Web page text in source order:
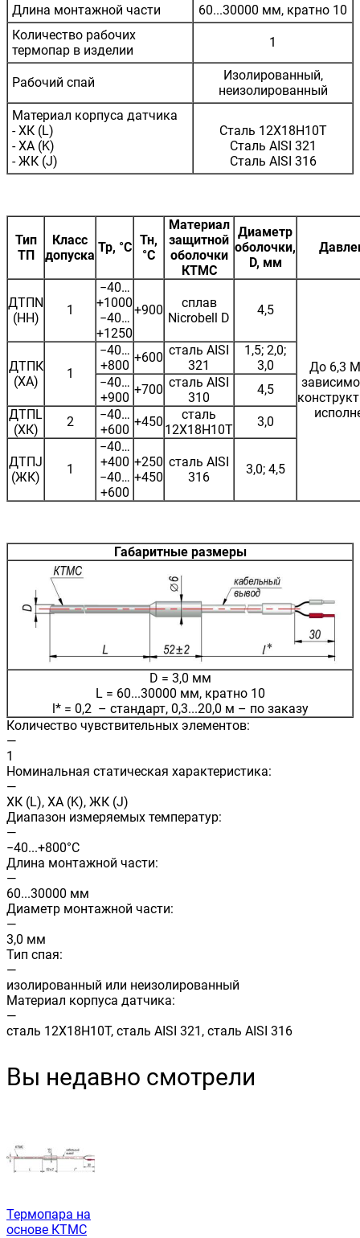
Длина монтажной части
60...30000 мм, кратно 10
Количество рабочих
термопар в изделии
1
Рабочий спай
Изолированный,
неизолированный
Материал корпуса датчика
- ХК (L)
- ХА (K)
- ЖК (J)
Сталь 12Х18Н10Т
Сталь AISI 321
Сталь AISI 316
Тип
ТП
Класс
допуска
Тр, °С Тн,
°С
Материал
защитной
оболочки
КТМС
Диаметр
оболочки,
D, мм
ДТПN
(НН)
1
−40…
+1000
−40…
+1250
+900
сплав
Nicrobell D
4,5
До 6,3
ДТПК
(ХА)
1
−40…
+800
+600 сталь AISI
321
1,5; 2,0;
3,0
−40…
+900
+700 сталь AISI
310
4,5
ДТПL
(ХК)
2
−40…
+600
+450
сталь
12Х18Н10Т
3,0
ДТПJ
(ЖК)
1
−40…
+400
−40…
+600
+250
+450
сталь AISI
316
3,0; 4,5
Габаритные размеры
D = 3,0 мм
L = 60...30000 мм, кратно 10
l* = 0,2 – стандарт, 0,3...20,0 м – по заказу
Количество чувствительных элементов:
—
1
Номинальная статическая характеристика:
—
ХК (L), ХА (K), ЖК (J)
Диапазон измеряемых температур:
—
−40...+800°С
Длина монтажной части:
—
60...30000 мм
Диаметр монтажной части:
—
3,0 мм
Тип спая:
—
изолированный или неизолированный
Материал корпуса датчика:
—
сталь 12Х18Н10Т, сталь AISI 321, сталь AISI 316
Вы недавно смотрели
Термопара на
основе КТМС